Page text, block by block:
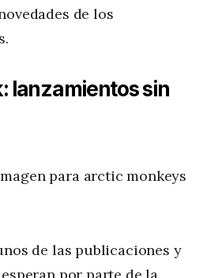
de los
lanzamientos sin
de las publicaciones y
por parte de la